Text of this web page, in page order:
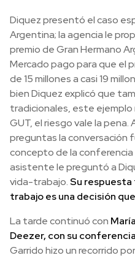
Diquez presentó el caso
Argentina; la agencia le
premio de Gran Hermano
Mercado pago para que el
de 15 millones a casi 19
bien Diquez explicó que
tradicionales, este ejemplo
GUT, el riesgo vale la
preguntas la conversación
concepto de la conferencia
asistente le preguntó a
vida-trabajo.Su respuesta
trabajo es una decisión
La tarde continuó con
Deezer, con su
Garrido hizo un recorrido